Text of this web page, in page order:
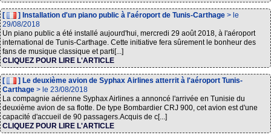
[ ] Installation d'un piano public à l'aéroport de Tunis-Carthage > le
29/08/2018
Un piano public a été installé aujourd'hui, mercredi 29 août 2018, à l'aéroport
international de Tunis-Carthage. Cette initiative fera sûrement le bonheur des
fans de musique classique et parti[...]
CLIQUEZ POUR LIRE L'ARTICLE
[
] Le deuxième avion de Syphax Airlines atterrit à l'aéroport Tunis-
Carthage > le 23/08/2018
La compagnie aérienne Syphax Airlines a annoncé l'arrivée en Tunisie du
deuxième avion de sa flotte. De type Bombardier CRJ 900, cet avion est d'une
capacité d'accueil de 90 passagers.Acquis de c[...]
CLIQUEZ POUR LIRE L'ARTICLE